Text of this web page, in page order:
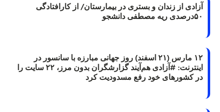
آزادی از زندان و بستری در بیمارستان/ از کارافتادگی
۵۰درصدی ریه مصطفی دانشجو
۱۲ مارس (۲۱ اسفند) روز جهانی مبارزه با سانسور در
اینترنت: #آزادی هم‌آیند گزارشگران‌ بدون مرز، ۲۲ سایت را
در کشورهای خود رفع مسدودیت کرد